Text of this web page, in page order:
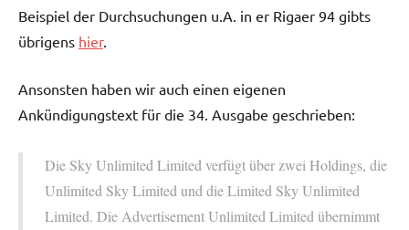
Beispiel der Durchsuchungen u.A. in er Rigaer 94 gibts
übrigens hier.
Ansonsten haben wir auch einen eigenen
Ankündigungstext für die 34. Ausgabe geschrieben:
Die Sky Unlimited Limited verfügt über zwei Holdings, die
Unlimited Sky Limited und die Limited Sky Unlimited
Limited. Die Advertisement Unlimited Limited übernimmt